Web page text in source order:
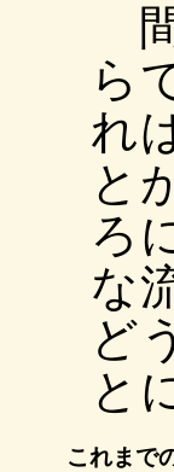
ら
れ
と
ろ
な
ど
と
これまで